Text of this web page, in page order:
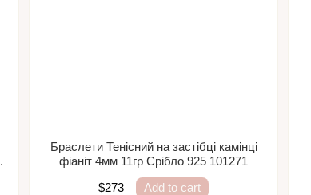
Браслети Тенісний на застібці камінці
фіаніт 4мм 11гр Срібло 925 101271
$273
Add to cart